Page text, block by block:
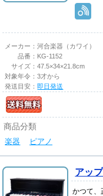
メーカー：河合楽器（カワイ）
品番： KG-1152
サイズ：47.5×34×21.8cm
対象年令：3才から
発送目安：即日発送
商品分類
楽器 ピアノ
アッ
かつて、